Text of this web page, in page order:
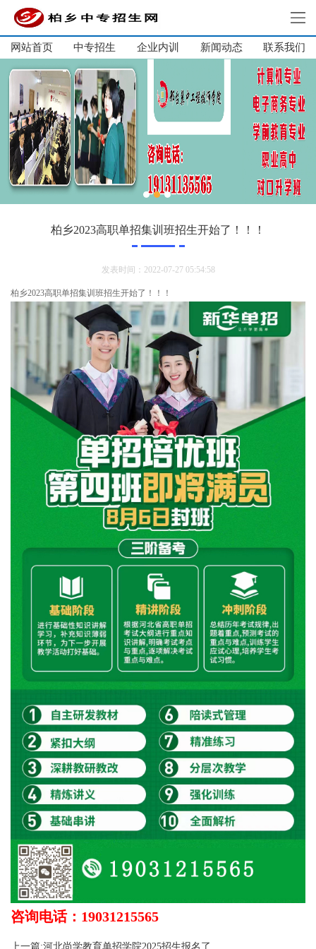
网站首页
中专招生
单招集训
大学生培训
企业内训
关于我们
联系我们
网站首页 中专招生 企业内训 新闻动态 联系我们
柏乡2023高职单招集训班招生开始了！！！
发表时间：2022-07-27 05:54:58
柏乡2023高职单招集训班招生开始了！！！
咨询电话：19031215565
上一篇:河北尚学教育单招学院2025招生报名了